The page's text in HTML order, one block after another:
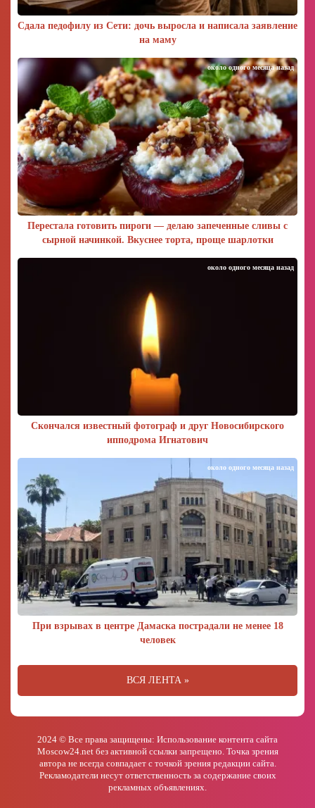
Сдала педофилу из Сети: дочь выросла и написала заявление
на маму
Перестала готовить пироги — делаю запеченные сливы с
сырной начинкой. Вкуснее торта, проще шарлотки
около одного месяца назад
Скончался известный фотограф и друг Новосибирского
ипподрома Игнатович
около одного месяца назад
При взрывах в центре Дамаска пострадали не менее 18
человек
около одного месяца назад
ВСЯ ЛЕНТА »
2024 © Все права защищены: Использование контента сайта
Moscow24.net без активной ссылки запрещено. Точка зрения
автора не всегда совпадает с точкой зрения редакции сайта.
Рекламодатели несут ответственность за содержание своих
рекламных объявлениях.